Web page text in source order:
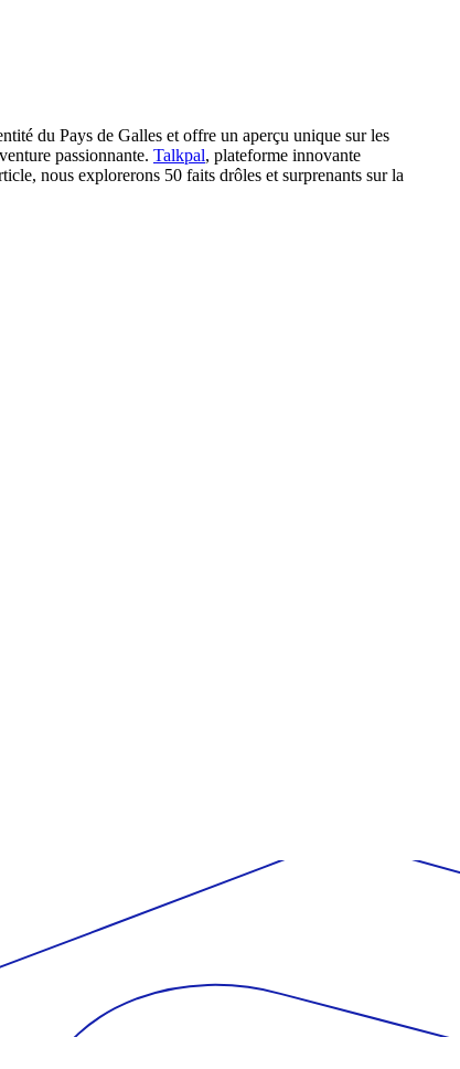
du Pays de Galles et offre un aperçu unique sur les
passionnante. Talkpal, plateforme innovante
nous explorerons 50 faits drôles et surprenants sur la